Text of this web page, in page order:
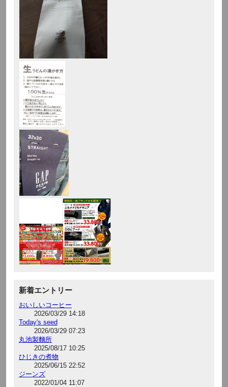
新着エントリー
おいしいコーヒー
2026/03/29 14:18
Today's seed
2026/03/29 07:23
丸池製麵所
2025/08/17 10:25
ひじきの煮物
2025/06/15 22:52
ジーンズ
2022/01/04 11:07